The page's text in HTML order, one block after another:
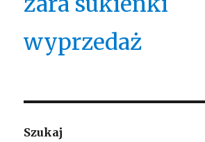
wyprzedaż
Szukaj